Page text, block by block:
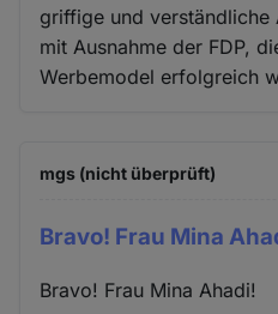
griffige und verständliche
mit Ausnahme der FDP,
Werbemodel erfolgreich
mgs (nicht überprüft)
Bravo! Frau Mina
Bravo! Frau Mina Ahadi!